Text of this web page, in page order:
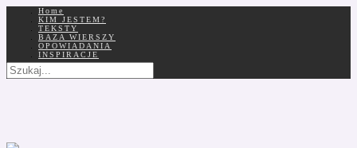
Home
KIM JESTEM?
TEKSTY
BAZA WIERSZY
OPOWIADANIA
INSPIRACJE